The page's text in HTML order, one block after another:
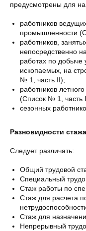
предусмотрены для
работников
промышленности
работников,
непосредственно
работах по добыче
ископаемых, на
№ 1, часть II);
работников
(Список № 1, часть
сезонных
Разновидности стажа
Следует различать:
Общий трудовой
Специальный
Стаж работы по
Стаж для расчета
Стаж для
Непрерывный